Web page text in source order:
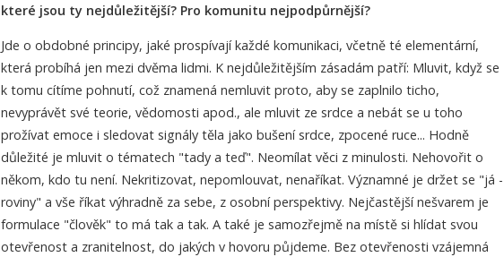
které jsou ty nejdůležitější? Pro komunitu nejpodpůrnější?
Jde o obdobné principy, jaké prospívají každé komunikaci, včetně té elementární,
která probíhá jen mezi dvěma lidmi. K nejdůležitějším zásadám patří: Mluvit, když se
k tomu cítíme pohnutí, což znamená nemluvit proto, aby se zaplnilo ticho,
nevyprávět své teorie, vědomosti apod., ale mluvit ze srdce a nebát se u toho
prožívat emoce i sledovat signály těla jako bušení srdce, zpocené ruce... Hodně
důležité je mluvit o tématech "tady a teď". Neomílat věci z minulosti. Nehovořit o
někom, kdo tu není. Nekritizovat, nepomlouvat, nenaříkat. Významné je držet se "já -
roviny" a vše říkat výhradně za sebe, z osobní perspektivy. Nejčastější nešvarem je
formulace "člověk" to má tak a tak. A také je samozřejmě na místě si hlídat svou
otevřenost a zranitelnost, do jakých v hovoru půjdeme. Bez otevřenosti vzájemná